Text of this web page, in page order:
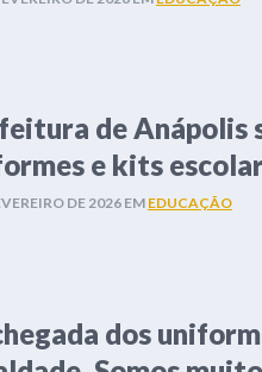
de Anápolis
e kits
DE 2026EM EDUCAÇÃO
dos